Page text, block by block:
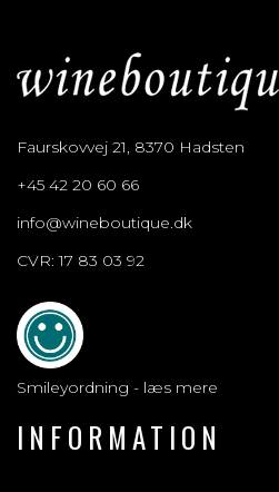
Faurskovvej 21, 8370 Hadsten
+45 42 20 60 66
info@wineboutique.dk
CVR: 17 83 03 92
Smileyordning - læs mere
INFORMATION